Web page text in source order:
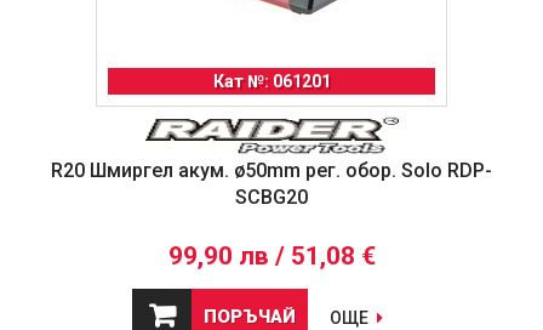
Кат №: 061201
R20 Шмиргел акум. ø50mm рег. обор. Solo RDP-
SCBG20
99,90 лв / 51,08 €
ПОРЪЧАЙ ОЩЕ